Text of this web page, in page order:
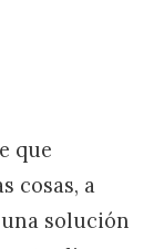
que
cosas, a
solución